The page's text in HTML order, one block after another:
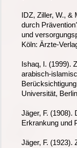
IDZ, Ziller, W.,
durch
und
Köln: Ärzte-
Ishaq, I. (1999).
arabisch-
Universität,
Jäger, F. (1908).
Erkrankung und
Jäger, F. (1923).